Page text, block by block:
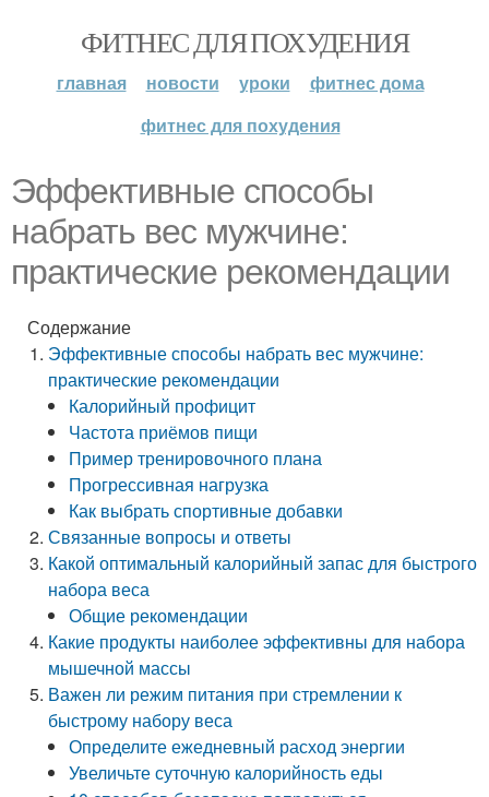
ФИТНЕС ДЛЯ ПОХУДЕНИЯ
главная новости уроки
фитнес дома
фитнес для похудения
Эффективные способы
набрать вес мужчине:
практические рекомендации
Содержание
Эффективные способы набрать вес мужчине:
практические рекомендации
Калорийный профицит
Частота приёмов пищи
Пример тренировочного плана
Прогрессивная нагрузка
Как выбрать спортивные добавки
Связанные вопросы и ответы
Какой оптимальный калорийный запас для быстрого
набора веса
Общие рекомендации
Какие продукты наиболее эффективны для набора
мышечной массы
Важен ли режим питания при стремлении к
быстрому набору веса
Определите ежедневный расход энергии
Увеличьте суточную калорийность еды